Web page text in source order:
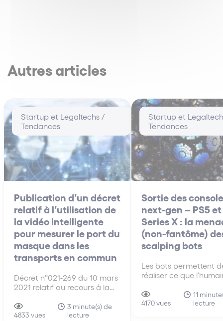
Autres articles
Startup et Legaltechs /
Tendances
Publication d’un décret
relatif à l’utilisation de
la vidéo intelligente
pour mesurer le port du
masque dans les
transports en commun
Décret n°021-269 du 10 mars
2021 relatif au recours à la
mesurer le taux de port de
masque dans les transports
4833 vues
3 minute(s) de
lecture
Startup et
Tendances
Sortie des
next-gen – PS5
Series X : la
(non-fantôme)
scalping bots
Les bots permettent
réaliser ce que
nombre d’actions
temps très court voire
4170 vues
11
lecture